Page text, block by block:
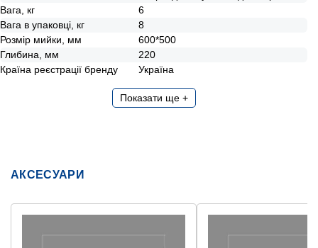
Вага, кг
6
Вага в упаковці, кг
8
Розмір мийки, мм
600*500
Глибина, мм
220
Країна реєстрації бренду
Україна
Показати ще +
АКСЕСУАРИ